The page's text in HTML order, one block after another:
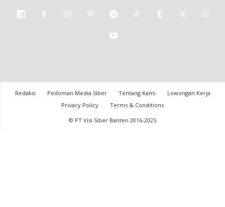
Redaksi Pedoman Media Siber Tentang Kami
Lowongan Kerja
Privacy Policy
Terms & Conditions
© PT Visi Siber Banten 2016-2025